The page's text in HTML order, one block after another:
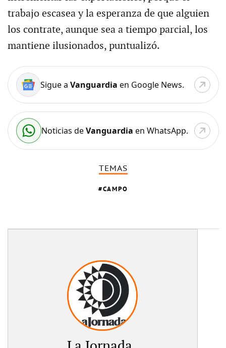
trabajo escasea y la esperanza de que alguien
los contrate, aunque sea a tiempo parcial, los
mantiene ilusionados, puntualizó.
Sigue a Vanguardia en Google News.
Noticias deVanguardia en WhatsApp.
TEMAS
CAMPO